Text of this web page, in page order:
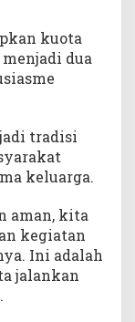
kuota
dua
tradisi
keluarga.
aman, kita
kegiatan
Ini adalah
jalankan